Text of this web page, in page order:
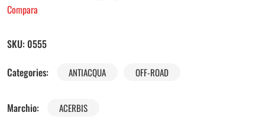
Compara
SKU: 0555
Categories:
ANTIACQUA OFF-ROAD
Marchio: ACERBIS